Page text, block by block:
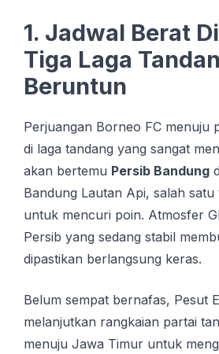
1. Jadwal Berat
Tiga Laga
Beruntun
Perjuangan Borneo FC menuju
di laga tandang yang sangat
akan bertemu Persib Bandung
Bandung Lautan Api, salah
untuk mencuri poin. Atmosfer
Persib yang sedang stabil
dipastikan berlangsung keras.
Belum sempat bernafas, Pesut
melanjutkan rangkaian partai
menuju Jawa Timur untuk